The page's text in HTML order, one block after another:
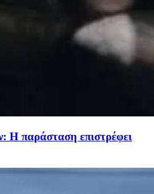
Η παράσταση επιστρέφει